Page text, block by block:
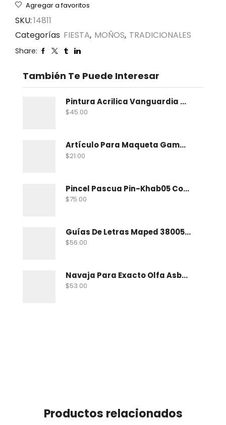
Agregar a favoritos
SKU:14811
Categorías FIESTA, MOÑOS, TRADICIONALES
Share:
También Te Puede Interesar
Pintura Acrilica Vanguardia Metalica 100 Ml
$45.00
Artículo Para Maqueta Gama Zoologico Chico
$21.00
Pincel Pascua Pin-Khab05 Con 15
$75.00
Guías De Letras Maped 38005 No. 5
$56.00
Navaja Para Exacto Olfa Asbb-10 C/10 Nav
$53.00
Productos relacionados